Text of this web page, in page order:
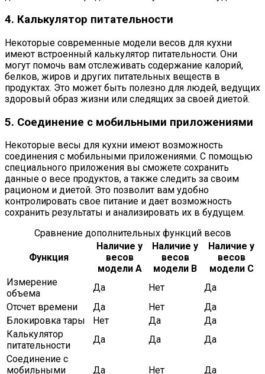
4. Калькулятор питательности
Некоторые современные модели весов для кухни
имеют встроенный калькулятор питательности. Они
могут помочь вам отслеживать содержание калорий,
белков, жиров и других питательных веществ в
продуктах. Это может быть полезно для людей, ведущих
здоровый образ жизни или следящих за своей диетой.
5. Соединение с мобильными приложениями
Некоторые весы для кухни имеют возможность
соединения с мобильными приложениями. С помощью
специального приложения вы сможете сохранить
данные о весе продуктов, а также следить за своим
рационом и диетой. Это позволит вам удобно
контролировать свое питание и дает возможность
сохранить результаты и анализировать их в будущем.
Сравнение дополнительных функций весов
Функция
Наличие у
весов
модели А
Наличие у
весов
модели В
Наличие у
весов
модели С
Измерение
объема
Да Нет
Да
Отсчет времени
Да Нет
Да
Блокировка тары
Нет Да
Да
Калькулятор
питательности
Да Да
Да
Соединение с
мобильными
Да Нет Да